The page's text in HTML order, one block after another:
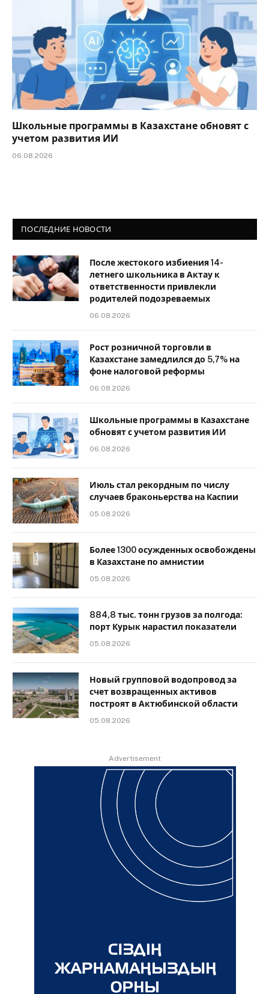
Школьные программы в Казахстане обновят с
учетом развития ИИ
06.08.2026
ПОСЛЕДНИЕ НОВОСТИ
После жестокого избиения 14-
летнего школьника в Актау к
ответственности привлекли
родителей подозреваемых
06.08.2026
Рост розничной торговли в
Казахстане замедлился до 5,7% на
фоне налоговой реформы
06.08.2026
Школьные программы в Казахстане
обновят с учетом развития ИИ
06.08.2026
Июль стал рекордным по числу
случаев браконьерства на Каспии
05.08.2026
Более 1300 осужденных освобождены
в Казахстане по амнистии
05.08.2026
884,8 тыс. тонн грузов за полгода:
порт Курык нарастил показатели
05.08.2026
Новый групповой водопровод за
счет возвращенных активов
построят в Актюбинской области
05.08.2026
Advertisement